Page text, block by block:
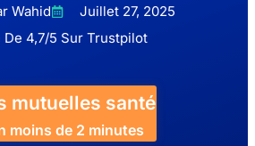
Wahid
Juillet 27, 2025
De 4,7/5 Sur Trustpilot
mutuelles santé
moins de 2 minutes